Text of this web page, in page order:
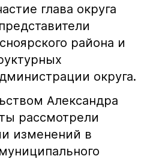
глава округа
района и
округа.
Александра
рассмотрели
изменений в